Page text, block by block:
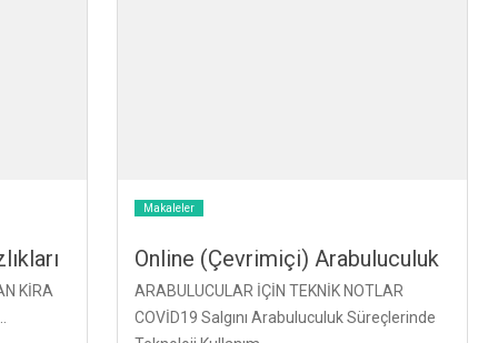
KİRA
Makaleler
Online (Çevrimiçi) Arabuluculuk
ARABULUCULAR İÇİN TEKNİK NOTLAR
COVİD19 Salgını Arabuluculuk Süreçlerinde